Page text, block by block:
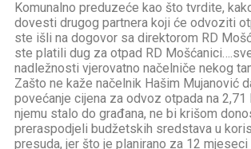
Komunalno preduzeće kao što tvrdite,
dovesti drugog partnera koji će odvoziti
ste išli na dogovor sa direktorom RD
ste platili dug za otpad RD
nadležnosti vjerovatno načelniče nekog
Zašto ne kaže načelnik Hašim Mujanović
povećanje cijena za odvoz otpada na 2,71
njemu stalo do građana, ne bi krišom
preraspodjeli budžetskih sredstava u
presuda, jer što je planirano za 12 mjeseci